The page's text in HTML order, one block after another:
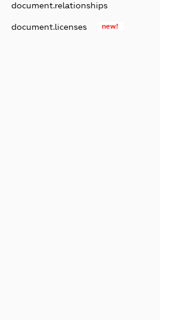
document.relationships
document.licenses new!